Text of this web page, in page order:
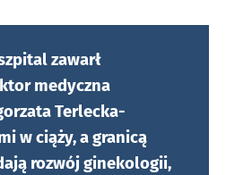
zawarł
medyczna
Terlecka-
w ciąży, a granicą
rozwój ginekologii,